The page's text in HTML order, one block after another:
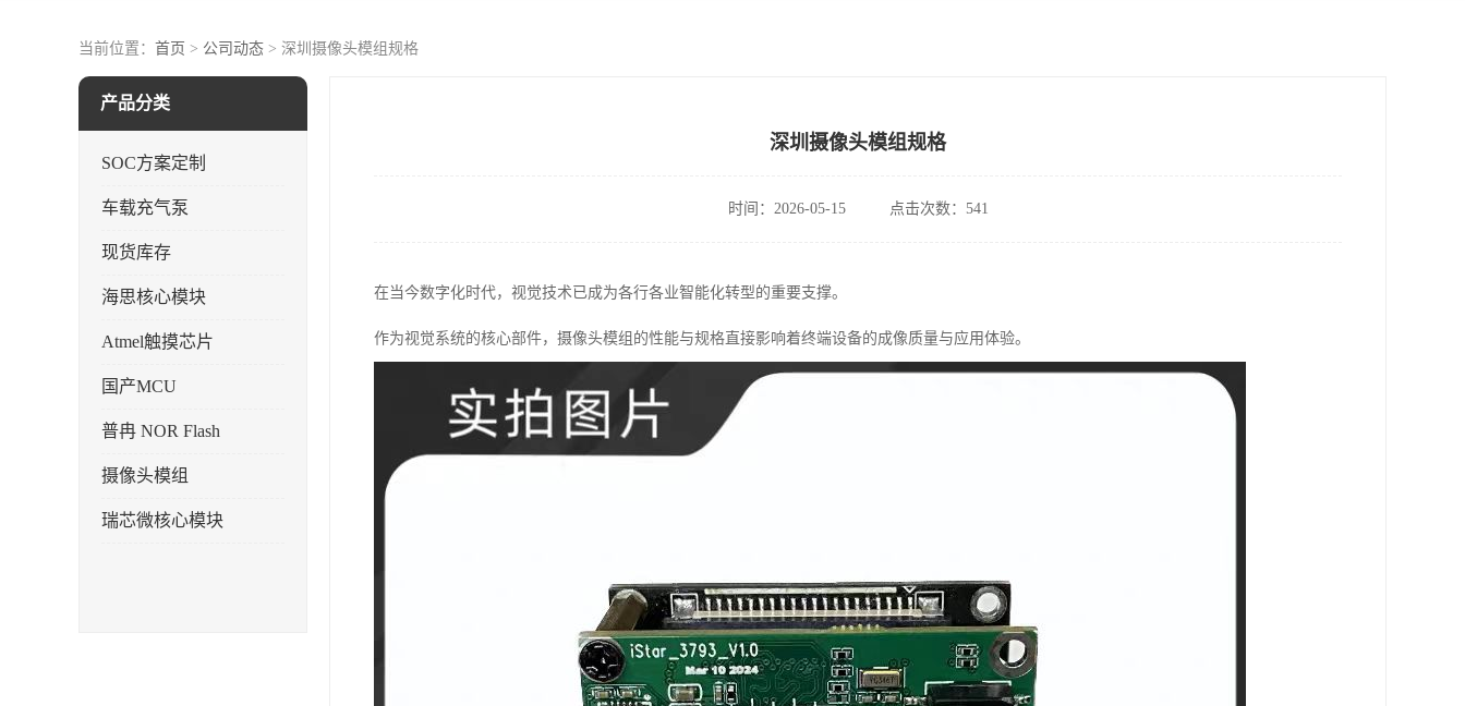
当前位置： 首页 > 公司动态 > 深圳摄像头模组规格
产品分类
SOC方案定制
车载充气泵
现货库存
海思核心模块
Atmel触摸芯片
国产MCU
普冉 NOR Flash
摄像头模组
瑞芯微核心模块
深圳摄像头模组规格
时间：2026-05-15 点击次数：541
在当今数字化时代，视觉技术已成为各行各业智能化转型的重要支撑。
作为视觉系统的核心部件，摄像头模组的性能与规格直接影响着终端设备的成像质量与应用体验。